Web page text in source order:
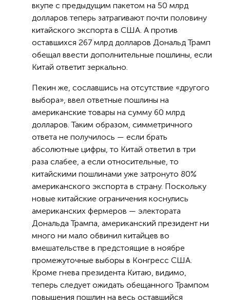
вкупе с предыдущим пакетом на 50 млрд
долларов теперь затрагивают почти половину
китайского экспорта в США. А против
оставшихся 267 млрд долларов Дональд Трамп
обещал ввести дополнительные пошлины, если
Китай ответит зеркально.
Пекин же, сославшись на отсутствие «другого
выбора», ввел ответные пошлины на
американские товары на сумму 60 млрд
долларов. Таким образом, симметричного
ответа не получилось — если брать
абсолютные цифры, то Китай ответил в три
раза слабее, а если относительные, то
китайскими пошлинами уже затронуто 80%
американского экспорта в страну. Поскольку
новые китайские ограничения коснулись
американских фермеров — электората
Дональда Трампа, американский президент ни
много ни мало обвинил китайцев во
вмешательстве в предстоящие в ноябре
промежуточные выборы в Конгресс США.
Кроме гнева президента Китаю, видимо,
теперь следует ожидать обещанного Трампом
повышения пошлин на весь оставшийся